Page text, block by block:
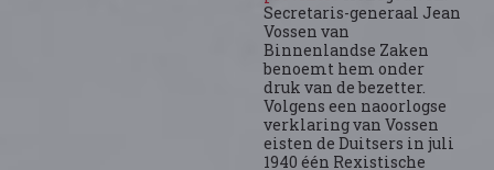
Secretaris-generaal Jean
Vossen van
Binnenlandse Zaken
benoemt hem onder
druk van de bezetter.
Volgens een naoorlogse
verklaring van Vossen
eisten de Duitsers in juli
1940 één Rexistische